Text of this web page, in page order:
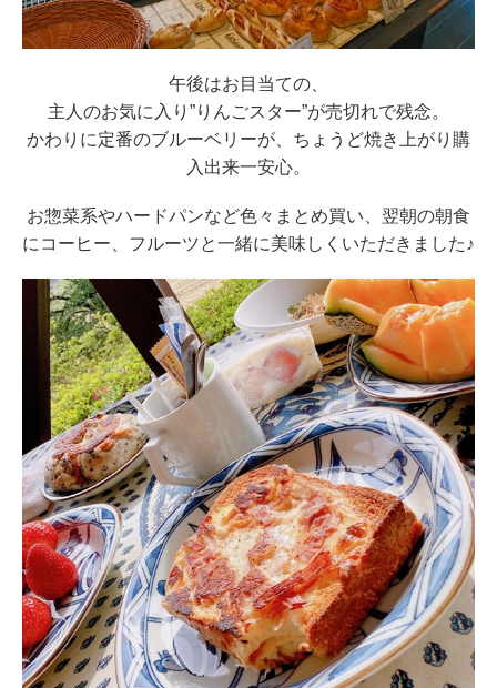
午後はお目当ての、
主人のお気に入り”りんごスター”が売切れで残念。
かわりに定番のブルーベリーが、ちょうど焼き上がり購
入出来一安心。
お惣菜系やハードパンなど色々まとめ買い、翌朝の朝食
にコーヒー、フルーツと一緒に美味しくいただきました♪